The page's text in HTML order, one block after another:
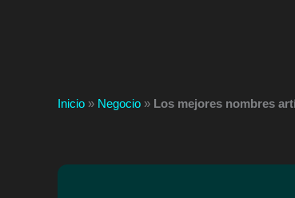
Inicio » Negocio » Los mejores nombres